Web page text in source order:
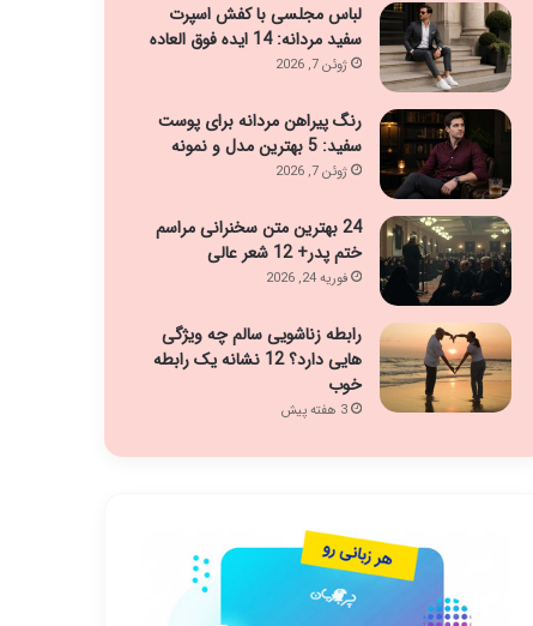
لباس مجلسی با کفش اسپرت
سفید مردانه: 14 ایده فوق العاده
ژوئن 7, 2026
رنگ پیراهن مردانه برای پوست
سفید: 5 بهترین مدل و نمونه
ژوئن 7, 2026
24 بهترین متن سخنرانی مراسم
ختم پدر+ 12 شعر عالی
فوریه 24, 2026
رابطه زناشویی سالم چه ویژگی
هایی دارد؟ 12 نشانه یک رابطه
خوب
3 هفته پیش